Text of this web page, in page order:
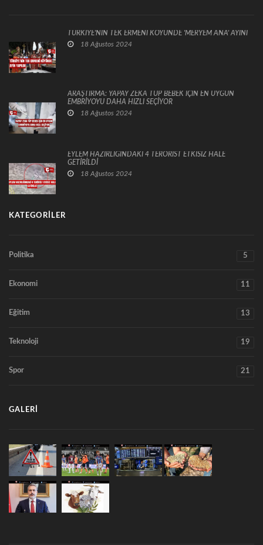
TÜRKİYE'NİN TEK ERMENİ KÖYÜNDE 'MERYEM ANA' AYİNİ
18 Ağustos 2024
ARAŞTIRMA: YAPAY ZEKA TÜP BEBEK İÇİN EN UYGUN
EMBRİYOYU DAHA HIZLI SEÇİYOR
18 Ağustos 2024
EYLEM HAZIRLIĞINDAKİ 4 TERÖRİST ETKİSİZ HALE
GETİRİLDİ
18 Ağustos 2024
KATEGORILER
Politika 5
Ekonomi 11
Eğitim 13
Teknoloji 19
Spor 21
GALERI